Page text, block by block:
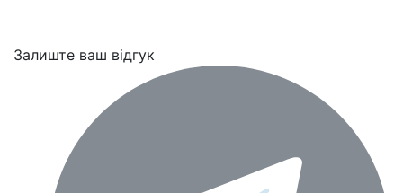
Залиште ваш відгук